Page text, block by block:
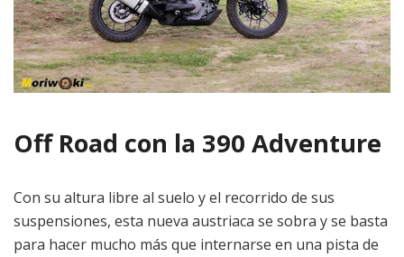
Off Road con la 390 Adventure
Con su altura libre al suelo y el recorrido de sus
suspensiones, esta nueva austriaca se sobra y se basta
para hacer mucho más que internarse en una pista de